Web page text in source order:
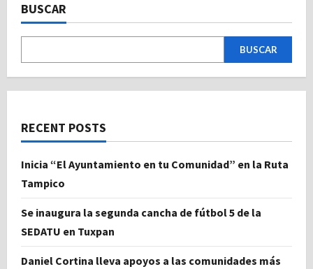
BUSCAR
BUSCAR
RECENT POSTS
Inicia “El Ayuntamiento en tu Comunidad” en la Ruta
Tampico
Se inaugura la segunda cancha de fútbol 5 de la
SEDATU en Tuxpan
Daniel Cortina lleva apoyos a las comunidades más